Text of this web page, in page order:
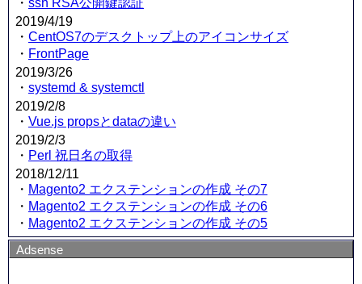
・ ssh RSA公開鍵認証
2019/4/19
・ CentOS7のデスクトップ上のアイコンサイズ
・ FrontPage
2019/3/26
・ systemd & systemctl
2019/2/8
・ Vue.js propsとdataの違い
2019/2/3
・ Perl 祝日名の取得
2018/12/11
・ Magento2 エクステンションの作成 その7
・ Magento2 エクステンションの作成 その6
・ Magento2 エクステンションの作成 その5
Adsense